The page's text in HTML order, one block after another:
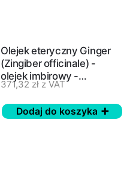
Olejek eteryczny Ginger
(Zingiber officinale) -
olejek imbirowy -
doTERRA, 15 ml
371,32 zł z VAT
Dodaj do koszyka